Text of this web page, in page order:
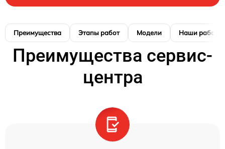
Преимущества Этапы работ Модели Наши работы
Преимущества сервис-
центра